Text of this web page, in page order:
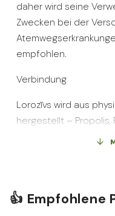
daher wird seine
Zwecken bei der
empfohlen.
Verbindung
Lorozīvs wird aus
hergestellt – Propolis,
Ringelblumenextrakt,
👍 Empfohlene